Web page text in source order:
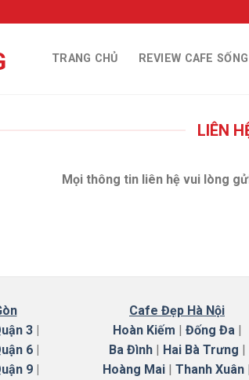
TRANG CHỦ REVIEW CAFE
LIÊN
Mọi thông tin liên hệ vui lòng
3 |
6 |
9 |
Cafe Đẹp Hà Nội
Hoàn Kiếm | Đống Đa |
Ba Đình| Hai Bà Trưng |
Hoàng Mai | Thanh Xuân |